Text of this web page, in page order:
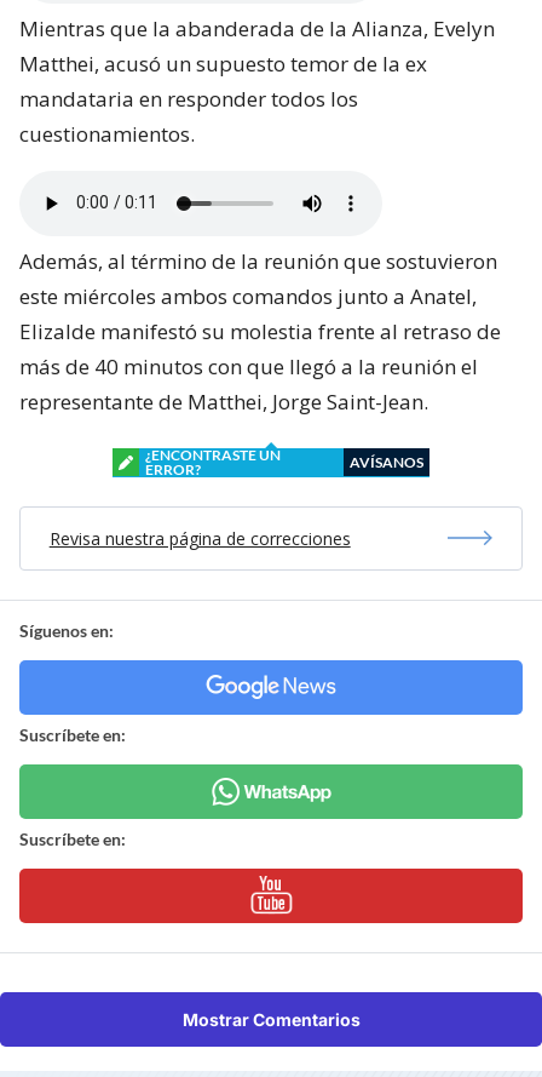
Mientras que la abanderada de la Alianza, Evelyn
Matthei, acusó un supuesto temor de la ex
mandataria en responder todos los
cuestionamientos.
Además, al término de la reunión que sostuvieron
este miércoles ambos comandos junto a Anatel,
Elizalde manifestó su molestia frente al retraso de
más de 40 minutos con que llegó a la reunión el
representante de Matthei, Jorge Saint-Jean.
¿ENCONTRASTE UN
ERROR?
AVÍSANOS
Revisa nuestra página de correcciones
Síguenos en:
Suscríbete en:
Suscríbete en:
Mostrar Comentarios